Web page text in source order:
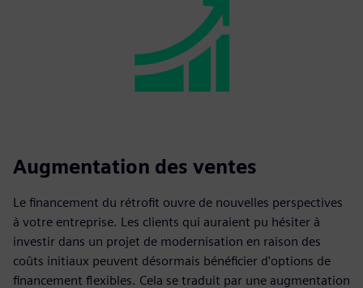
Augmentation des ventes
Le financement du rétrofit ouvre de nouvelles perspectives
à votre entreprise. Les clients qui auraient pu hésiter à
investir dans un projet de modernisation en raison des
coûts initiaux peuvent désormais bénéficier d'options de
financement flexibles. Cela se traduit par une augmentation